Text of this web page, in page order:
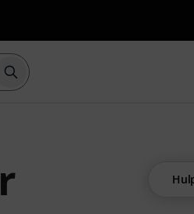
Zoek met zoekterm